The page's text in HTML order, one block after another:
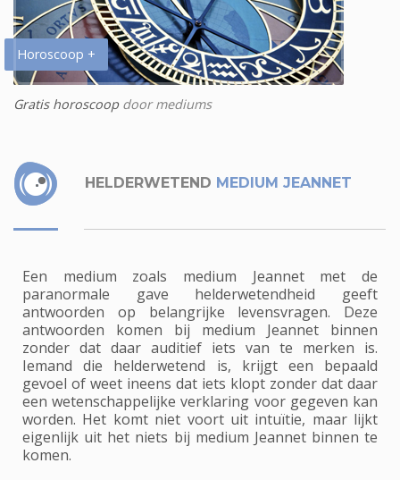
Horoscoop +
Gratis horoscoopdoor mediums
HELDERWETEND MEDIUM JEANNET
Een medium zoals medium Jeannet met de
paranormale gave helderwetendheid geeft
antwoorden op belangrijke levensvragen. Deze
antwoorden komen bij medium Jeannet binnen
zonder dat daar auditief iets van te merken is.
Iemand die helderwetend is, krijgt een bepaald
gevoel of weet ineens dat iets klopt zonder dat daar
een wetenschappelijke verklaring voor gegeven kan
worden. Het komt niet voort uit intuïtie, maar lijkt
eigenlijk uit het niets bij medium Jeannet binnen te
komen.